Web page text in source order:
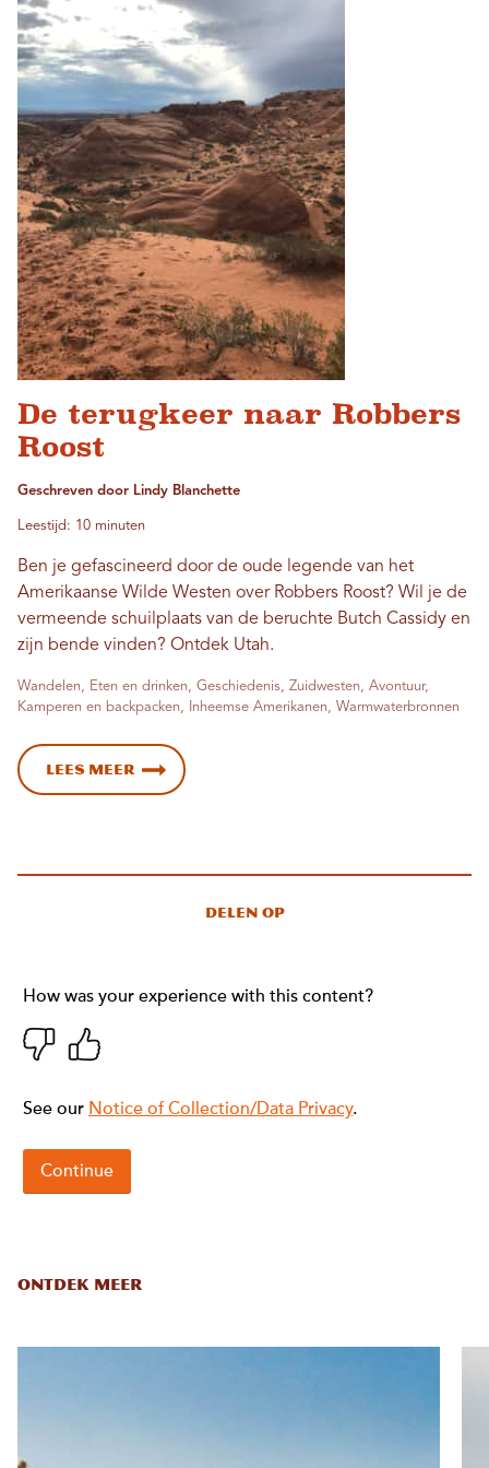
De terugkeer naar Robbers
Roost
Geschreven door Lindy Blanchette
Leestijd: 10 minuten
Ben je gefascineerd door de oude legende van het
Amerikaanse Wilde Westen over Robbers Roost? Wil je de
vermeende schuilplaats van de beruchte Butch Cassidy en
zijn bende vinden? Ontdek Utah.
Wandelen, Eten en drinken, Geschiedenis, Zuidwesten, Avontuur,
Kamperen en backpacken, Inheemse Amerikanen, Warmwaterbronnen
Lees meer
Delen op
ONTDEK MEER